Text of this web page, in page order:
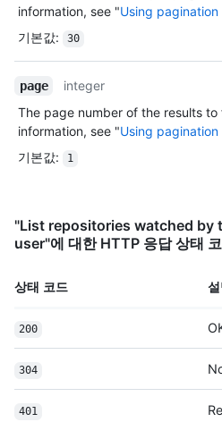
information, see "Using pagination
기본값: 30
page
integer
The page number of the results to
information, see "Using pagination
기본값: 1
"List repositories watched by
user"에 대한 HTTP 응답 상태
상태 코드
200
304
401